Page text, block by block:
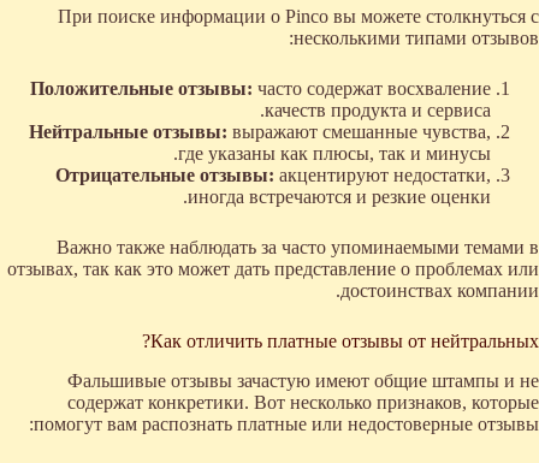
При поиске информации о Pinco вы можете столкнуться с
несколькими типами отзывов:
Положительные отзывы: часто содержат восхваление
качеств продукта и сервиса.
Нейтральные отзывы: выражают смешанные чувства,
где указаны как плюсы, так и минусы.
Отрицательные отзывы: акцентируют недостатки,
иногда встречаются и резкие оценки.
Важно также наблюдать за часто упоминаемыми темами в
отзывах, так как это может дать представление о проблемах или
достоинствах компании.
Как отличить платные отзывы от нейтральных?
Фальшивые отзывы зачастую имеют общие штампы и не
содержат конкретики. Вот несколько признаков, которые
помогут вам распознать платные или недостоверные отзывы: